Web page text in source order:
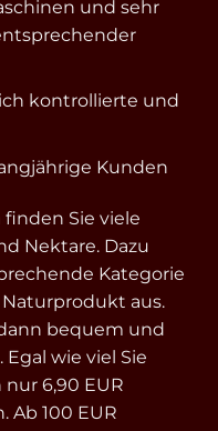
und sehr
kontrollierte und
Kunden
Sie viele
Nektare. Dazu
Kategorie
aus.
bequem und
wie viel Sie
6,90 EUR
Ab 100 EUR